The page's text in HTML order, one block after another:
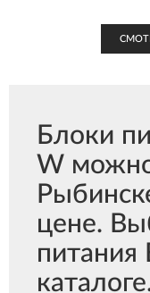
Блоки
W
цене.
питания